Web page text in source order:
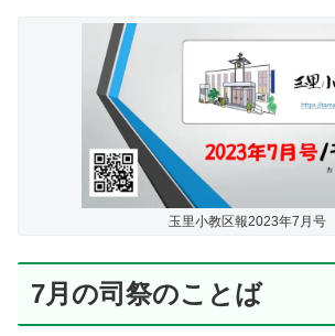
玉里小教区報2023年7月号
7月の司祭のことば